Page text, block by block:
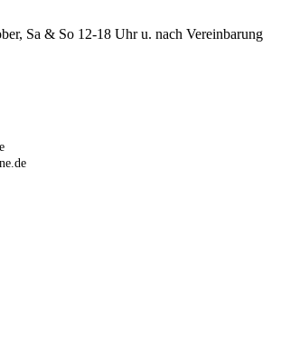
Sa & So 12-18 Uhr u. nach Vereinbarung